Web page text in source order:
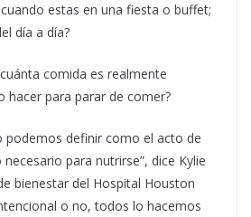
estas en una fiesta o buffet;
día a día?
comida es realmente
hacer para parar de comer?
podemos definir como el acto de
para nutrirse”, dice Kylie
bienestar del Hospital Houston
o no, todos lo hacemos